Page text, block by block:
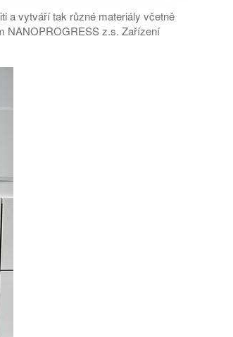
a vytváří tak různé materiály včetně
NANOPROGRESS z.s. Zařízení